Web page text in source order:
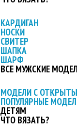
КАРДИГАН
НОСКИ
СВИТЕР
ШАПКА
ШАРФ
ВСЕ МУЖСКИЕ
МОДЕЛИ С
ПОПУЛЯРНЫЕ
ДЕТЯМ
ЧТО ВЯЗАТЬ?